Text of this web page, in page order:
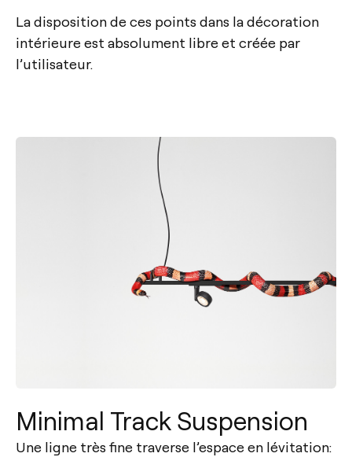
La disposition de ces points dans la décoration
intérieure est absolument libre et créée par
l’utilisateur.
Minimal Track Suspension
Une ligne très fine traverse l’espace en lévitation: